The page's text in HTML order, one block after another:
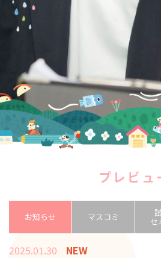
プレビュ
お知らせ マスコミ セ
2025.01.30 NEW